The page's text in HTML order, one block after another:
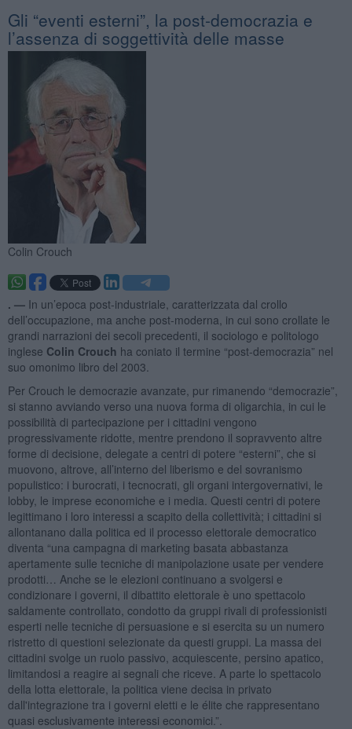
​Gli “eventi esterni”, la post-democrazia e
l’assenza di soggettività delle masse
Colin Crouch
. — In un’epoca post-industriale, caratterizzata dal crollo
dell’occupazione, ma anche post-moderna, in cui sono crollate le
grandi narrazioni dei secoli precedenti, il sociologo e politologo
inglese Colin Crouch ha coniato il termine “post-democrazia” nel
suo omonimo libro del 2003.
Per Crouch le democrazie avanzate, pur rimanendo “democrazie”,
si stanno avviando verso una nuova forma di oligarchia, in cui le
possibilità di partecipazione per i cittadini vengono
progressivamente ridotte, mentre prendono il sopravvento altre
forme di decisione, delegate a centri di potere “esterni”, che si
muovono, altrove, all’interno del liberismo e del sovranismo
populistico: i burocrati, i tecnocrati, gli organi intergovernativi, le
lobby, le imprese economiche e i media. Questi centri di potere
legittimano i loro interessi a scapito della collettività; i cittadini si
allontanano dalla politica ed il processo elettorale democratico
diventa “una campagna di marketing basata abbastanza
apertamente sulle tecniche di manipolazione usate per vendere
prodotti… Anche se le elezioni continuano a svolgersi e
condizionare i governi, il dibattito elettorale è uno spettacolo
saldamente controllato, condotto da gruppi rivali di professionisti
esperti nelle tecniche di persuasione e si esercita su un numero
ristretto di questioni selezionate da questi gruppi. La massa dei
cittadini svolge un ruolo passivo, acquiescente, persino apatico,
limitandosi a reagire ai segnali che riceve. A parte lo spettacolo
della lotta elettorale, la politica viene decisa in privato
dall'integrazione tra i governi eletti e le élite che rappresentano
quasi esclusivamente interessi economici.”.